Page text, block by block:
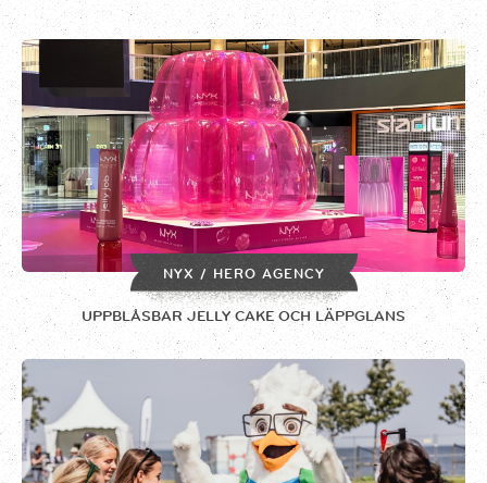
TILMELD
NYX / HERO AGENCY
UPPBLÅSBAR JELLY CAKE OCH LÄPPGLANS